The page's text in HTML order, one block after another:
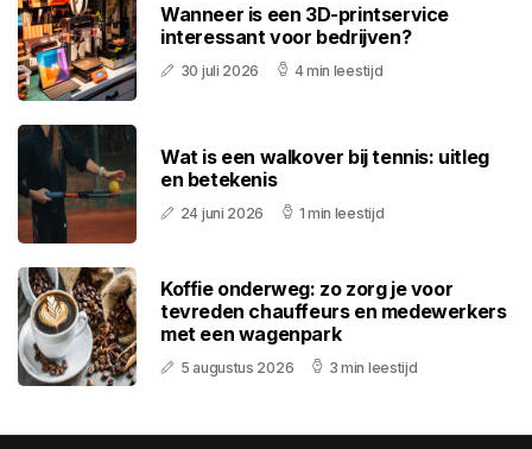
Wanneer is een 3D-printservice
interessant voor bedrijven?
30 juli 2026 4 min leestijd
Wat is een walkover bij tennis: uitleg
en betekenis
24 juni 2026 1 min leestijd
Koffie onderweg: zo zorg je voor
tevreden chauffeurs en medewerkers
met een wagenpark
5 augustus 2026 3 min leestijd